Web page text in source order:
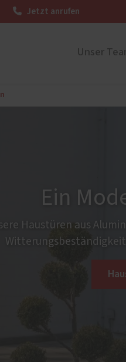
Jetzt anrufen
Unser
PaX-Haustüren
AktionenEin
Haustüren aus